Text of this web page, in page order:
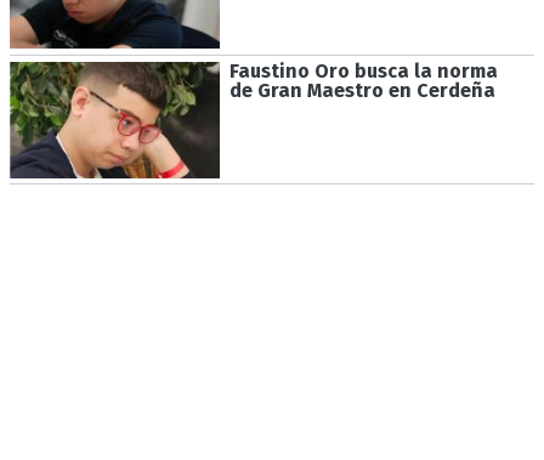
Faustino Oro busca la norma
de Gran Maestro en Cerdeña